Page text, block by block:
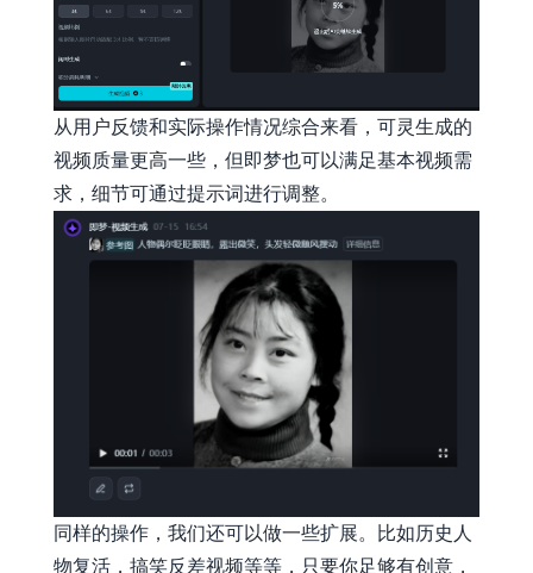
从用户反馈和实际操作情况综合来看，可灵生成的
视频质量更高一些，但即梦也可以满足基本视频需
求，细节可通过提示词进行调整。
同样的操作，我们还可以做一些扩展。比如历史人
物复活，搞笑反差视频等等，只要你足够有创意，